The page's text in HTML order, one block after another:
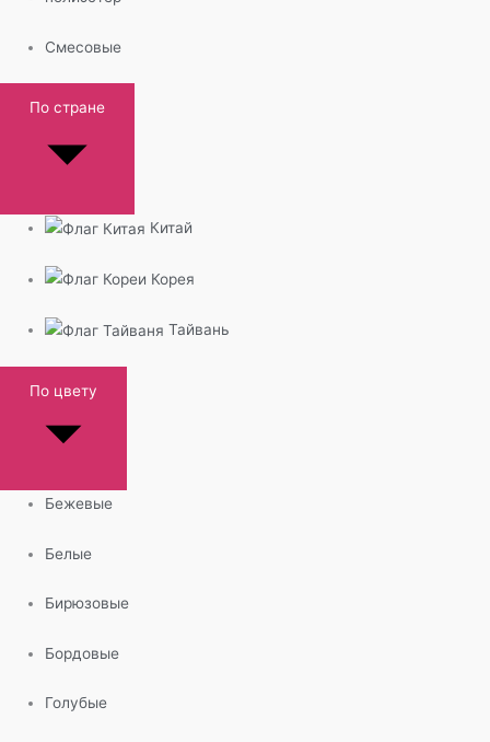
Смесовые
По стране
Китай
Корея
Тайвань
По цвету
Бежевые
Белые
Бирюзовые
Бордовые
Голубые